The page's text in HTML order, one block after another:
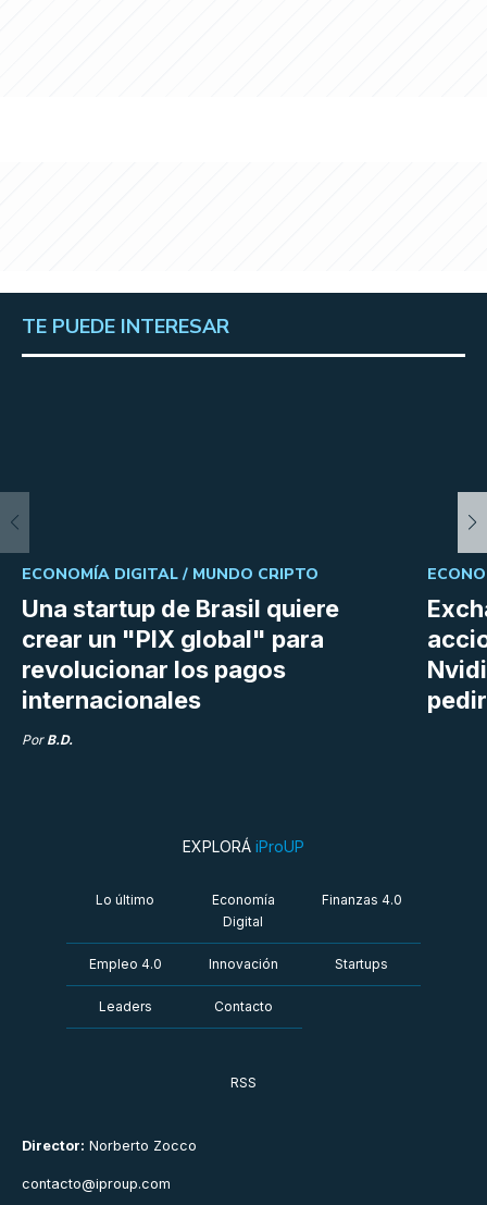
TE PUEDE INTERESAR
Una startup de Brasil quiere
crear un "PIX global" para
revolucionar los pagos
internacionales
ECONOMÍA DIGITAL / MUNDO CRIPTO
Por B.D.
Director: Norberto Zocco
contacto@iproup.com
EXPLORÁ iProUP
Lo último
Economía
Digital
Finanzas 4.0
Empleo 4.0 Innovación Startups
Leaders Contacto
RSS